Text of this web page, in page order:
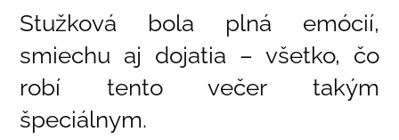
Stužková bola plná emócií,
smiechu aj dojatia – všetko, čo
robí tento večer takým
špeciálnym.